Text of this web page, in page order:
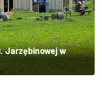
Jarzębinowej w